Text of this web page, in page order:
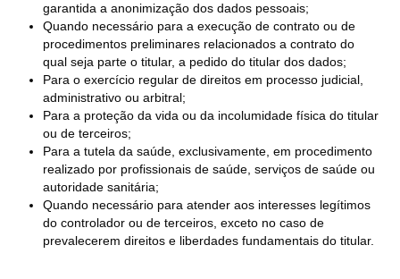
garantida a anonimização dos dados pessoais;
Quando necessário para a execução de contrato ou de
procedimentos preliminares relacionados a contrato do
qual seja parte o titular, a pedido do titular dos dados;
Para o exercício regular de direitos em processo judicial,
administrativo ou arbitral;
Para a proteção da vida ou da incolumidade física do titular
ou de terceiros;
Para a tutela da saúde, exclusivamente, em procedimento
realizado por profissionais de saúde, serviços de saúde ou
autoridade sanitária;
Quando necessário para atender aos interesses legítimos
do controlador ou de terceiros, exceto no caso de
prevalecerem direitos e liberdades fundamentais do titular.